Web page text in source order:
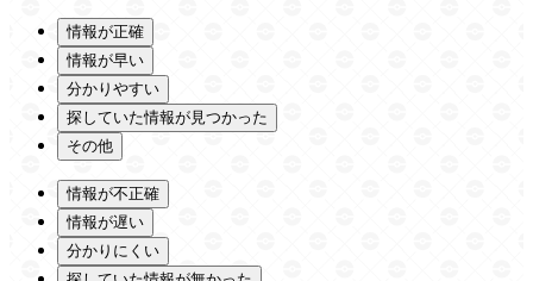
情報が正確
情報が早い
分かりやすい
探していた情報が見つかった
その他
情報が不正確
情報が遅い
分かりにくい